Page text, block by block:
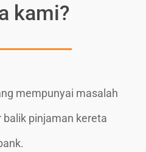
kami?
mempunyai masalah
pinjaman kereta